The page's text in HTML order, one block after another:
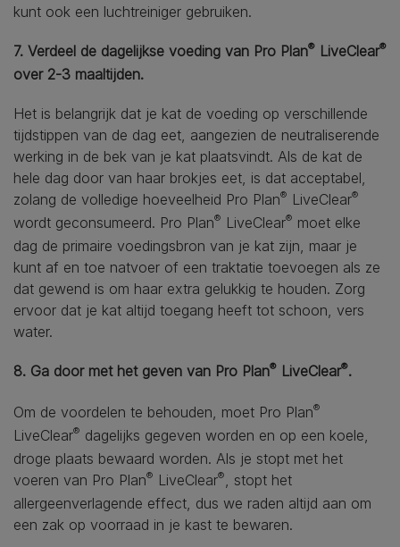
kunt ook een luchtreiniger gebruiken.
7. Verdeel de dagelijkse voeding van Pro Plan® LiveClear®
over 2-3 maaltijden.
Het is belangrijk dat je kat de voeding op verschillende
tijdstippen van de dag eet, aangezien de neutraliserende
werking in de bek van je kat plaatsvindt. Als de kat de
hele dag door van haar brokjes eet, is dat acceptabel,
zolang de volledige hoeveelheid Pro Plan® LiveClear®
wordt geconsumeerd. Pro Plan® LiveClear® moet elke
dag de primaire voedingsbron van je kat zijn, maar je
kunt af en toe natvoer of een traktatie toevoegen als ze
dat gewend is om haar extra gelukkig te houden. Zorg
ervoor dat je kat altijd toegang heeft tot schoon, vers
water.
8. Ga door met het geven van Pro Plan® LiveClear®.
Om de voordelen te behouden, moet Pro Plan®
LiveClear® dagelijks gegeven worden en op een koele,
droge plaats bewaard worden. Als je stopt met het
voeren van Pro Plan® LiveClear®
, stopt het
allergeenverlagende effect, dus we raden altijd aan om
een zak op voorraad in je kast te bewaren.